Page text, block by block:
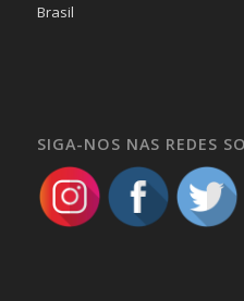
Brasil
SIGA-NOS NAS REDES